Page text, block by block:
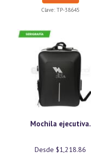
Clave: TP-38645
Mochila ejecutiva.
Desde $1,218.86